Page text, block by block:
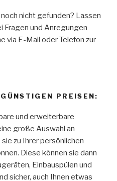
nicht gefunden? Lassen
Fragen und Anregungen
via E-Mail oder Telefon zur
PREISEN:
und erweiterbare
große Auswahl an
zu Ihrer persönlichen
Diese können sie dann
Einbauspülen und
sicher, auch Ihnen etwas